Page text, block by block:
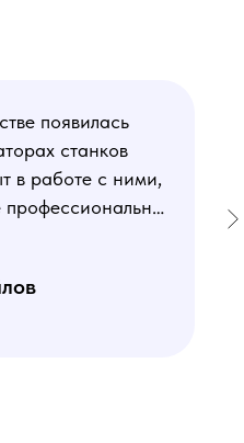
появилась
станков
в работе с ними,
блок
это как раз то,